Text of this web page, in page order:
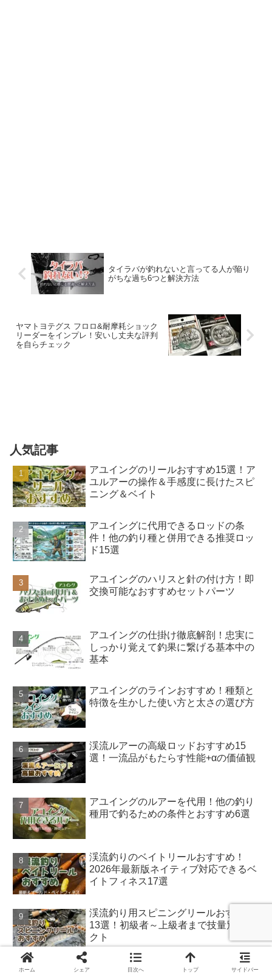
タイラバが釣れないと言ってる人が陥り
がちな過ち6つと解決方法
ヤマトヨテグス フロロ&耐摩耗ショック
リーダーをインプレ！安いし丈夫な評判
を自らチェック
人気記事
アユイングのリールおすすめ15選！ア
ユルアーの操作＆手感度に長けたスピ
ニング＆ベイト
アユイングに代用できるロッドの条
件！他の釣り種と併用できる推奨ロッ
ド15選
アユイングのハリスと針の付け方！即
交換可能なおすすめセットパーツ
アユイングの仕掛け徹底解剖！忠実に
しっかり覚えて釣果に繋げる基本中の
基本
アユイングのラインおすすめ！種類と
特徴を生かした使い方と太さの選び方
渓流ルアーの高級ロッドおすすめ15
選！一流品がもたらす性能+αの価値観
アユイングのルアーを代用！他の釣り
種用で釣るための条件とおすすめ6選
渓流釣りのベイトリールおすすめ！
2026年最新版ネイティブ対応できるベ
イトフィネス17選
渓流釣り用スピニングリールおすすめ
13選！初級者～上級者まで技量別セレ
クト
渓流ルアー初心者のロッドおすすめ13
ホーム シェア 目次へ トップ サイドバー